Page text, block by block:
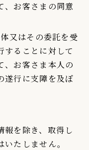
、お客さまの同意
又はその委託を受
することに対して
、お客さま本人の
遂行に支障を及ぼ
を除き、取得し
たしません。